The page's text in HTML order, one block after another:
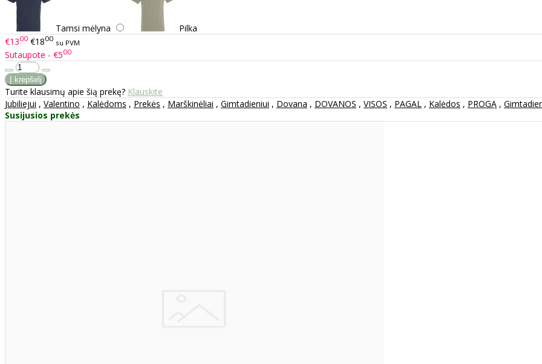
Tamsi mėlyna
Pilka
€1300 €1800 su PVM
Sutaupote - €500
Turite klausimų apie šią prekę? Klauskite
Jubiliejui , Valentino , Kalėdoms , Prekės , Marškinėliai , Gimtadieniui , Dovana , DOVANOS , VISOS , PAGAL , Kalėdos , PROGĄ ,
Susijusios prekės